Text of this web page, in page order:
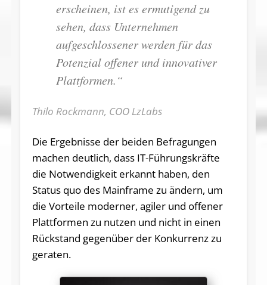
erscheinen, ist es ermutigend zu
sehen, dass Unternehmen
aufgeschlossener werden für das
Potenzial offener und innovativer
Plattformen.“
Thilo Rockmann, COO LzLabs
Die Ergebnisse der beiden Befragungen
machen deutlich, dass IT-Führungskräfte
die Notwendigkeit erkannt haben, den
Status quo des Mainframe zu ändern, um
die Vorteile moderner, agiler und offener
Plattformen zu nutzen und nicht in einen
Rückstand gegenüber der Konkurrenz zu
geraten.